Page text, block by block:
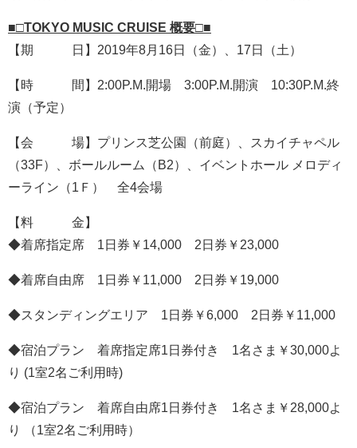
■□TOKYO MUSIC CRUISE 概要□■
【期 日】2019年8月16日（金）、17日（土）
【時 間】2:00P.M.開場 3:00P.M.開演 10:30P.M.終
演（予定）
【会 場】プリンス芝公園（前庭）、スカイチャペル
（33F）、ボールルーム（B2）、イベントホール メロディ
ーライン（1Ｆ） 全4会場
【料 金】
◆着席指定席 1日券￥14,000 2日券￥23,000
◆着席自由席 1日券￥11,000 2日券￥19,000
◆スタンディングエリア 1日券￥6,000 2日券￥11,000
◆宿泊プラン 着席指定席1日券付き 1名さま￥30,000よ
り (1室2名ご利用時)
◆宿泊プラン 着席自由席1日券付き 1名さま￥28,000よ
り （1室2名ご利用時）